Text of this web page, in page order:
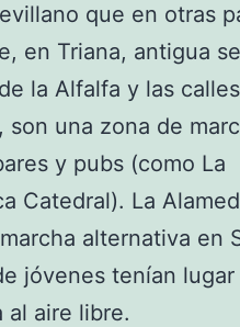
que en otras
en Triana, antigua
la Alfalfa y las calles
una zona de
y pubs (como La
Catedral). La
alternativa en
jóvenes tenían lugar
al aire libre.